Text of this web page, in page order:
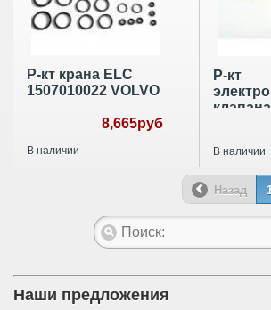
Р-кт крана ELC
1507010022 VOLVO
8,665руб
В наличии
Р-кт
клапана
В наличии
Назад
Наши предложения